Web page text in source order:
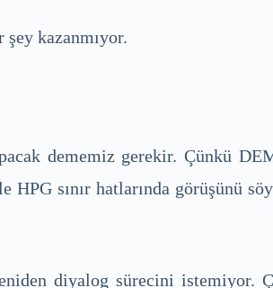
kazanmıyor.
dememiz gerekir. Çünkü
sınır hatlarında görüşünü
diyalog sürecini istemiyor.